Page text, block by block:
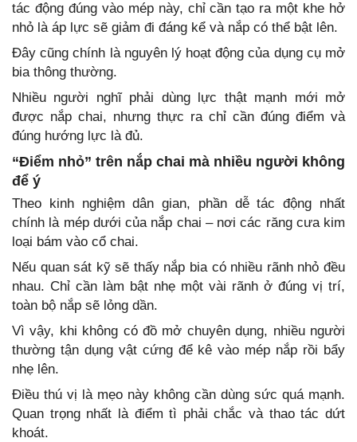
tác động đúng vào mép này, chỉ cần tạo ra một khe hở
nhỏ là áp lực sẽ giảm đi đáng kể và nắp có thể bật lên.
Đây cũng chính là nguyên lý hoạt động của dụng cụ mở
bia thông thường.
Nhiều người nghĩ phải dùng lực thật mạnh mới mở
được nắp chai, nhưng thực ra chỉ cần đúng điểm và
đúng hướng lực là đủ.
“Điểm nhỏ” trên nắp chai mà nhiều người không
để ý
Theo kinh nghiệm dân gian, phần dễ tác động nhất
chính là mép dưới của nắp chai – nơi các răng cưa kim
loại bám vào cổ chai.
Nếu quan sát kỹ sẽ thấy nắp bia có nhiều rãnh nhỏ đều
nhau. Chỉ cần làm bật nhẹ một vài rãnh ở đúng vị trí,
toàn bộ nắp sẽ lỏng dần.
Vì vậy, khi không có đồ mở chuyên dụng, nhiều người
thường tận dụng vật cứng để kê vào mép nắp rồi bẩy
nhẹ lên.
Điều thú vị là mẹo này không cần dùng sức quá mạnh.
Quan trọng nhất là điểm tì phải chắc và thao tác dứt
khoát.